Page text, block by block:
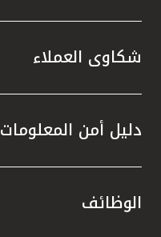
شكاوى العملاء
دليل أمن المعلومات
الوظائف